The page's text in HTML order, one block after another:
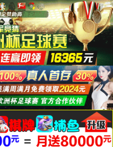
请求的
存在!